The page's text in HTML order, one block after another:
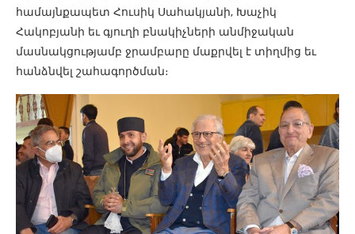
համայնքապետ Հուսիկ Սահակյանի, Խաչիկ
Հակոբյանի եւ գյուղի բնակիչների անմիջական
մասնակցությամբ ջրամբարը մաքրվել է տիղմից եւ
հանձնվել շահագործման։